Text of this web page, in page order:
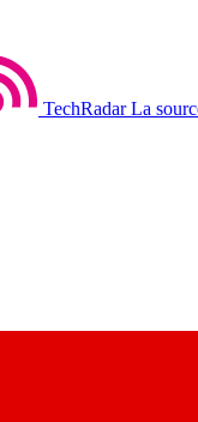
TechRadar La